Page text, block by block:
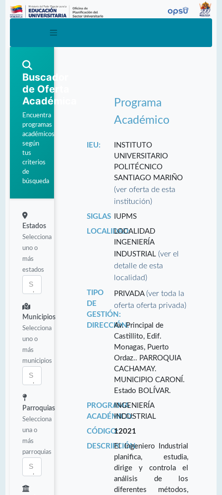
Buscador
de Oferta
Académica
Encuentra
programas
académicos
según
tus
criterios
de
búsqueda
Estados
Selecciona
uno o
más
estados
Municipios
Selecciona
uno o
más
municipios
Parroquias
Selecciona
una o
más
parroquias
Programa
Académico
IEU:
INSTITUTO
UNIVERSITARIO
POLITÉCNICO
SANTIAGO MARIÑO
(ver oferta de esta
institución)
SIGLAS
IUPMS
LOCALIDAD:LOCALIDAD
INGENIERÍA
INDUSTRIAL(ver el
detalle de esta
localidad)
TIPO
DE
GESTIÓN:
PRIVADA(ver toda la
oferta oferta privada)
DIRECCIÓN:Av. Principal de
Castillito, Edif.
Monagas, Puerto
Ordaz.. PARROQUIA
CACHAMAY.
MUNICIPIO CARONÍ.
Estado BOLÍVAR.
PROGRAMA
ACADÉMICO:
INGENIERÍA
INDUSTRIAL
CÓDIGO:12021
DESCRIPCIÓN:El Ingeniero Industrial
planifica, estudia,
dirige y controla el
análisis de los
diferentes métodos,